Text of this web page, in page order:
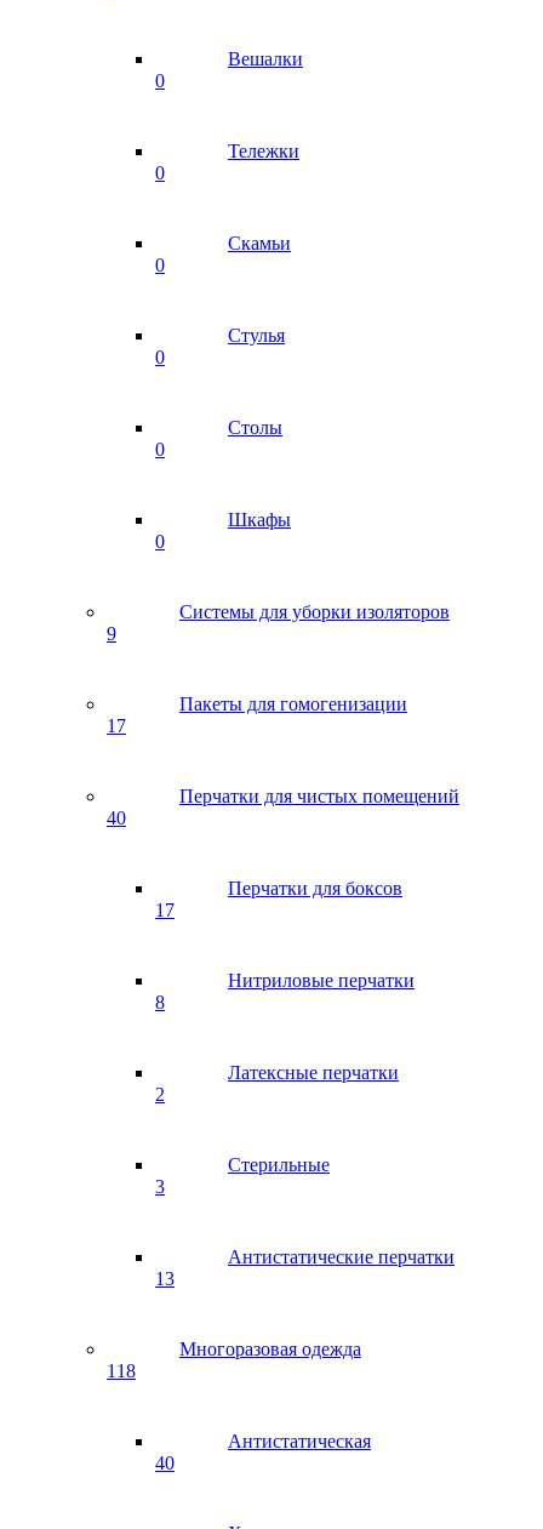
Вешалки
0
Тележки
0
Скамьи
0
Стулья
0
Столы
0
Шкафы
0
Системы для уборки изоляторов
9
Пакеты для гомогенизации
17
Перчатки для чистых помещений
40
Перчатки для боксов
17
Нитриловые перчатки
8
Латексные перчатки
2
Стерильные
3
Антистатические перчатки
13
Многоразовая одежда
118
Антистатическая
40